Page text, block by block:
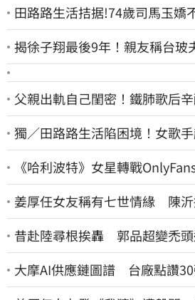
田路路生活拮据!74歲司馬玉嬌
揭徐子翔最後9年！親友稱台玻
父親出軌自己閨密！鐵肺歌后
獨／田路路生活陷困境！女歌
《哈利波特》女星轉戰
姜厚任女友稱有七世情緣 陳
昔赴陸尋根挨轟 郭品超變禿
大摩AI供應鏈圖譜 台廠點讚